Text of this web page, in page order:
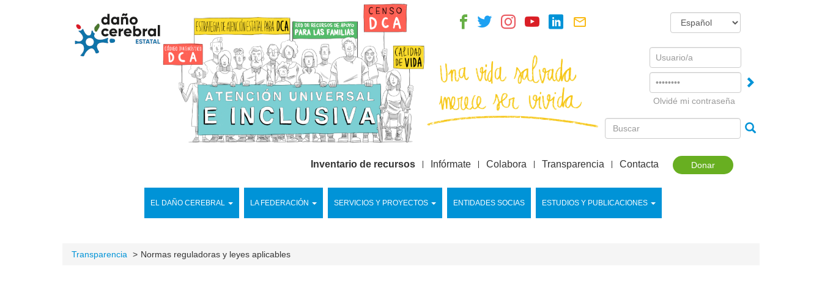
Username
Olvidé mi contraseña
Donar
EL DAÑO CEREBRAL LA FEDERACIÓN SERVICIOS Y PROYECTOS ENTIDADES SOCIAS ESTUDIOS Y PUBLICACIONES
Inventario de recursos Infórmate Colabora Transparencia Contacta
Transparencia Normas reguladoras y leyes aplicables